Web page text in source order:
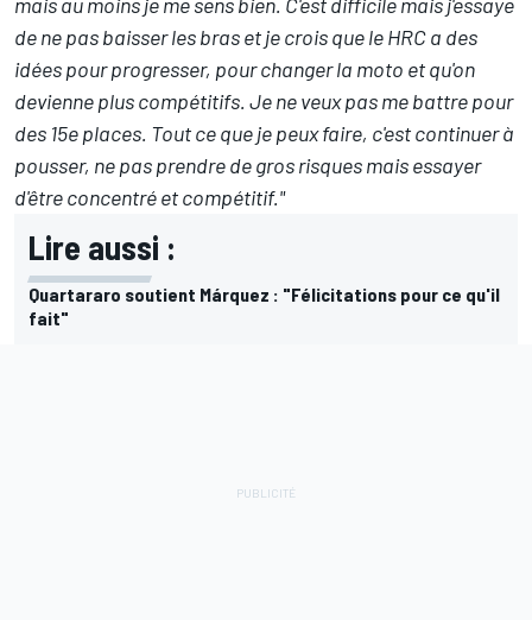
de ne pas baisser les bras et je crois que le HRC a des
idées pour progresser, pour changer la moto et qu'on
devienne plus compétitifs. Je ne veux pas me battre pour
des 15e places. Tout ce que je peux faire, c'est continuer à
pousser, ne pas prendre de gros risques mais essayer
d'être concentré et compétitif."
Lire aussi :
Quartararo soutient Márquez : "Félicitations pour ce qu'il
fait"